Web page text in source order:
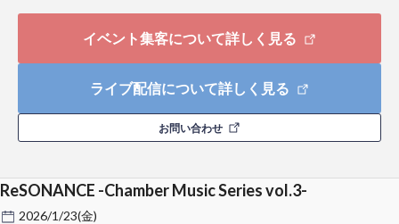
イベント集客について詳しく見る
ライブ配信について詳しく見る
お問い合わせ
ReSONANCE -Chamber Music Series vol.3-
2026/1/23(金)